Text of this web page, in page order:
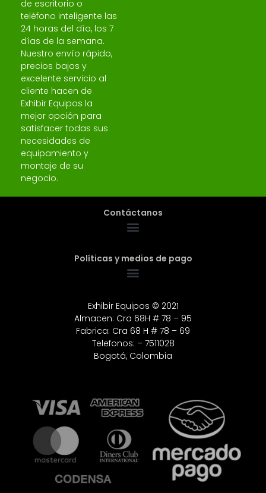
de escritorio o
teléfono inteligente las
24 horas del día, los 7
días de la semana.
Nuestro envío rápido,
precios bajos y
excelente servicio al
cliente hacen de
Exhibir Equipos la
mejor opción para
satisfacer todas sus
necesidades de
equipamiento y
montaje de su
negocio.
Contáctanos
Políticas y medios de pago
Exhibir Equipos © 2021
Almacen: Cra 68H # 78 – 95
Fabrica: Cra 68 H # 78 – 69
Telefonos: – 7511028
Bogotá, Colombia